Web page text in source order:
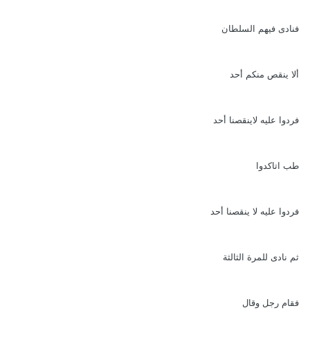
فنادى فيهم السلطان
ألا ينقص منكم أحد
فردوا عليه لاينقصنا أحد
طب اتاكدوا
فردوا عليه لا ينقصنا أحد
ثم نادى للمرة الثالثة
فقام رجل وقال